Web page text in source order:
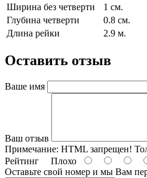
Ширина без четверти
1 см.
Глубина четверти
0.8 см.
Длина рейки
2.9 м.
Оставить отзыв
Ваше имя
Ваш отзыв
Примечание: HTML запрещен!
Рейтинг Плохо
Оставьте свой номер и мы Вам